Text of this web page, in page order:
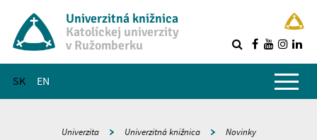
Univerzitná knižnica
Katolíckej univerzity
v Ružomberku
SK EN
Hlavné menu
Univerzita Univerzitná knižnica Novinky